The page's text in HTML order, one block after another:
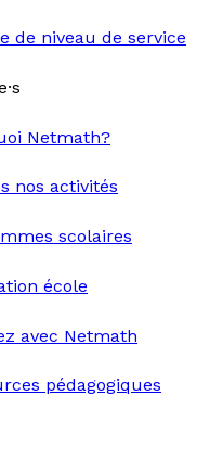
de niveau de service
Netmath?
nos activités
scolaires
école
avec Netmath
pédagogiques